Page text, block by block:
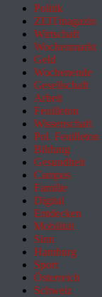
Politik
ZEITmagazin
Wirtschaft
Wochenmarkt
Geld
Wochenende
Gesellschaft
Arbeit
Feuilleton
Wissenschaft
Pol. Feuilleton
Bildung
Gesundheit
Campus
Familie
Digital
Entdecken
Mobilität
Sinn
Hamburg
Sport
Österreich
Schweiz